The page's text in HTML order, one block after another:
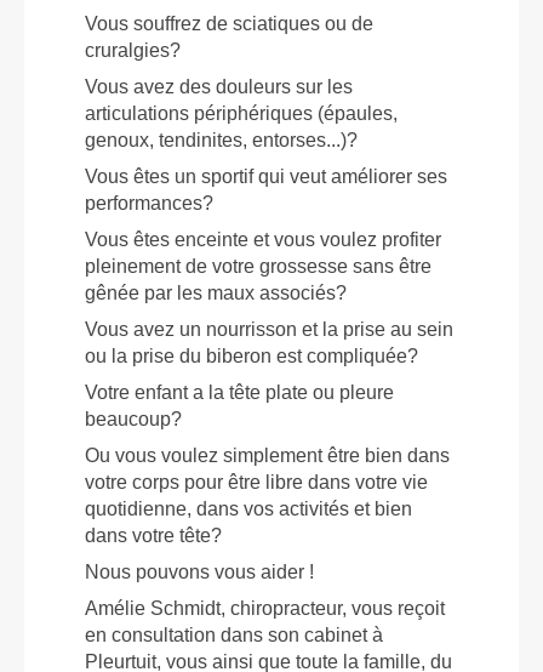
Vous souffrez de sciatiques ou de
cruralgies?
Vous avez des douleurs sur les
articulations périphériques (épaules,
genoux, tendinites, entorses...)?
Vous êtes un sportif qui veut améliorer ses
performances?
Vous êtes enceinte et vous voulez profiter
pleinement de votre grossesse sans être
gênée par les maux associés?
Vous avez un nourrisson et la prise au sein
ou la prise du biberon est compliquée?
Votre enfant a la tête plate ou pleure
beaucoup?
Ou vous voulez simplement être bien dans
votre corps pour être libre dans votre vie
quotidienne, dans vos activités et bien
dans votre tête?
Nous pouvons vous aider !
Amélie Schmidt, chiropracteur, vous reçoit
en consultation dans son cabinet à
Pleurtuit, vous ainsi que toute la famille, du